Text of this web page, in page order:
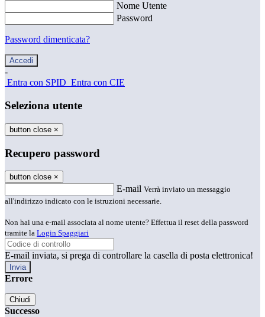
Nome Utente
Password
Password dimenticata?
-
Entra con SPID Entra con CIE
Seleziona utente
button close ×
Recupero password
button close ×
E-mail Verrà inviato un messaggio
all'indirizzo indicato con le istruzioni necessarie.
Non hai una e-mail associata al nome utente? Effettua il reset della password
tramite la Login Spaggiari
E-mail inviata, si prega di controllare la casella di posta elettronica!
Errore
Chiudi
Successo